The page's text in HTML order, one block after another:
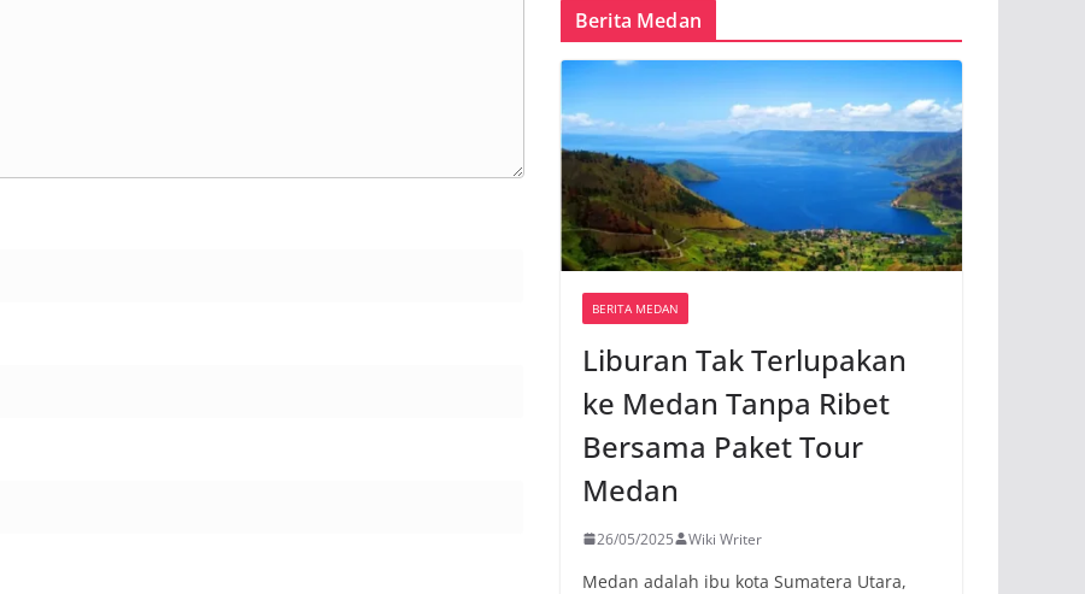
Berita Medan
BERITA MEDAN
Liburan Tak Terlupakan
ke Medan Tanpa Ribet
Bersama Paket Tour
Medan
26/05/2025 Wiki Writer
Medan adalah ibu kota Sumatera Utara,